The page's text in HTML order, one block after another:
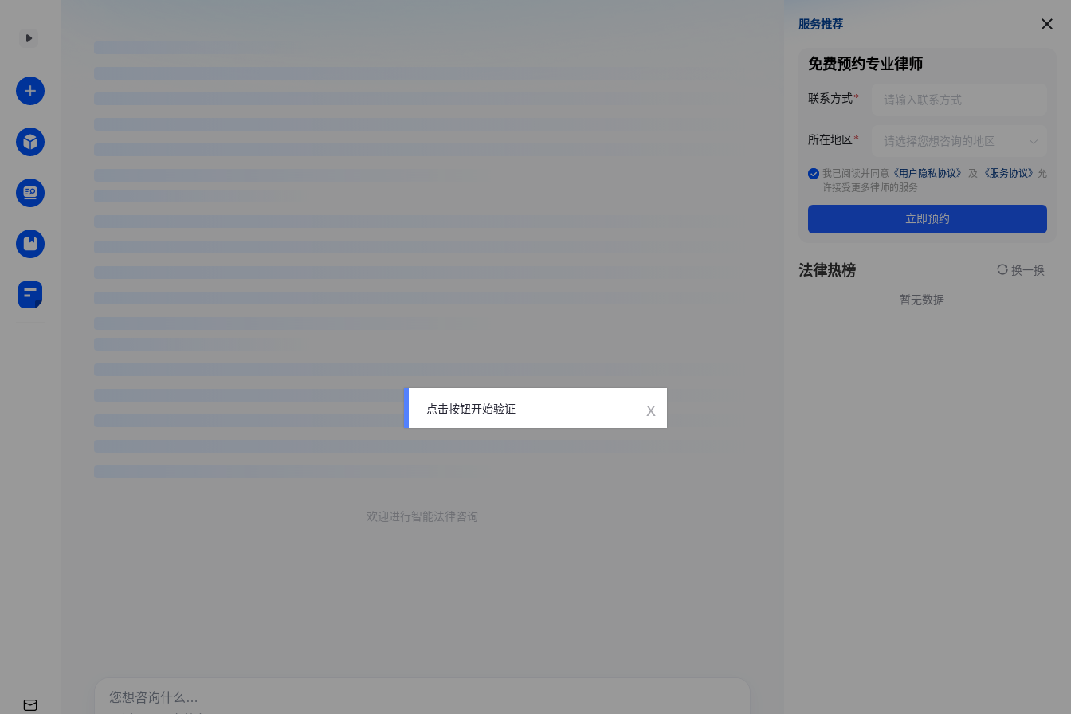
欢迎进行智能法律咨询
服务推荐
服务推荐
免费预约专业律师
联系方式
所在地区
我已阅读并同意 《用户隐私协议》 及 《服务协议》 允
许接受更多律师的服务
立即预约
法律热榜 换一换
暂无数据
点击按钮开始验证 x